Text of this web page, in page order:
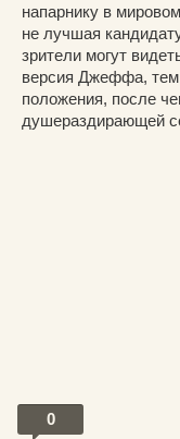
напарнику в
не лучшая
зрители могут
версия Джеффа,
положения, после
душераздирающей
0